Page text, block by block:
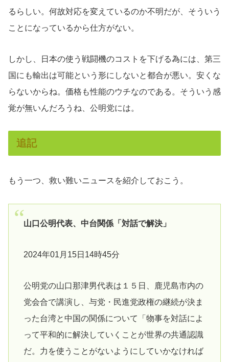
るらしい。何故対応を変えているのか不明だが、そういう
ことになっているから仕方がない。
しかし、日本の使う戦闘機のコストを下げる為には、第三
国にも輸出は可能という形にしないと都合が悪い。安くな
らないからね。価格も性能のウチなのである。そういう感
覚が無いんだろうね、公明党には。
追記
もう一つ、救い難いニュースを紹介しておこう。
山口公明代表、中台関係「対話で解決」
2024年01月15日14時45分
公明党の山口那津男代表は１５日、鹿児島市内の
党会合で講演し、与党・民進党政権の継続が決ま
った台湾と中国の関係について「物事を対話によ
って平和的に解決していくことが世界の共通認識
だ。力を使うことがないようにしていかなければ